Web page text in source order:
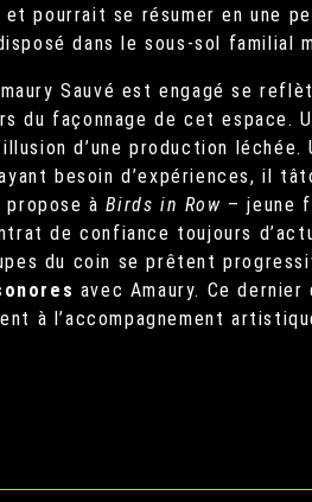
pourrait se résumer en une
dans le sous-sol familial
Sauvé est engagé se
du façonnage de cet espace.
d’une production
besoin d’expériences, il
propose àBirds in Row – jeune
de confiance toujours
du coin se prêtent
avec Amaury. Ce
à l’accompagnement